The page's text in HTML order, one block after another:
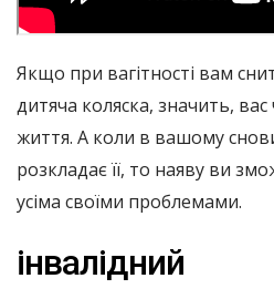
Якщо при вагітності вам
дитяча коляска, значить,
життя. А коли в вашому
розкладає її, то наяву ви
усіма своїми проблемами.
інвалідний